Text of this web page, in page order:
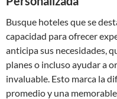
Busque hoteles que se
capacidad para ofrecer
anticipa sus necesidades,
planes o incluso ayudar a
invaluable. Esto marca la
promedio y una